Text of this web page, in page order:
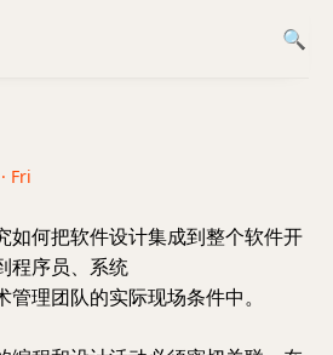
Fri
如何把软件设计集成到整个软件开
程序员、系统
理团队的实际现场条件中。